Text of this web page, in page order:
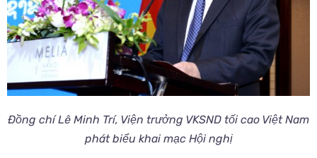
Đồng chí Lê Minh Trí, Viện trưởng VKSND tối cao Việt Nam
phát biểu khai mạc Hội nghị